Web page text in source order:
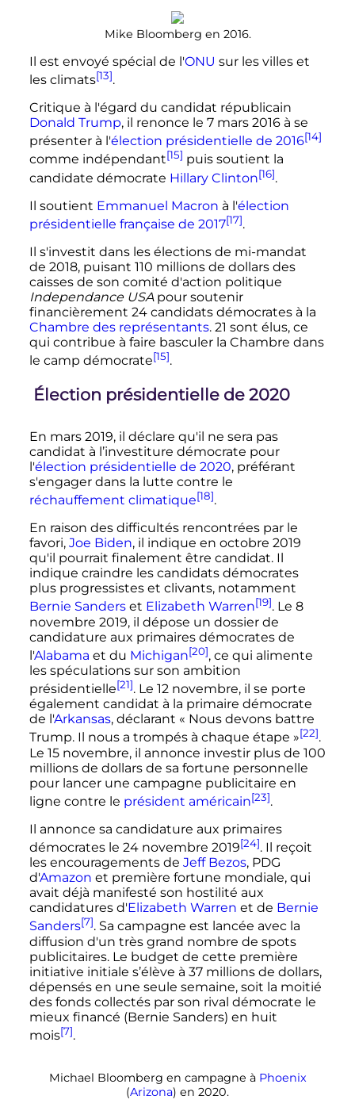
Mike Bloomberg en 2016.
Il est envoyé spécial de l'ONU sur les villes et
les climats[13].
Critique à l'égard du candidat républicain
Donald Trump, il renonce le 7 mars 2016à se
présenter à l'élection présidentielle de 2016[14]
comme indépendant[15] puis soutient la
candidate démocrate Hillary Clinton[16].
Il soutient Emmanuel Macron à l'élection
présidentielle française de 2017[17].
Il s'investit dans les élections de mi-mandat
de 2018, puisant 110 millions de dollars des
caisses de son comité d'action politique
Independance USApour soutenir
financièrement 24 candidats démocrates à la
Chambre des représentants. 21 sont élus, ce
qui contribue à faire basculer la Chambre dans
le camp démocrate[15].
Élection présidentielle de 2020
En mars 2019, il déclare qu'il ne sera pas
candidat à l’investiture démocrate pour
l'élection présidentielle de 2020, préférant
s'engager dans la lutte contre le
réchauffement climatique[18].
En raison des difficultés rencontrées par le
favori, Joe Biden, il indique en octobre 2019
qu'il pourrait finalement être candidat. Il
indique craindre les candidats démocrates
plus progressistes et clivants, notamment
Bernie Sanderset Elizabeth Warren[19]. Le 8
novembre 2019, il dépose un dossier de
candidature aux primaires démocrates de
l'Alabama et du Michigan[20], ce qui alimente
les spéculations sur son ambition
présidentielle[21]. Le 12 novembre, il se porte
également candidat à la primaire démocrate
de l'Arkansas, déclarant « Nous devons battre
Trump. Il nous a trompés à chaque étape »[22].
Le 15 novembre, il annonce investir plus de 100
millions de dollars de sa fortune personnelle
pour lancer une campagne publicitaire en
ligne contre le président américain[23].
Il annonce sa candidature aux primaires
démocrates le 24 novembre 2019[24]. Il reçoit
les encouragements de Jeff Bezos, PDG
d'Amazon et première fortune mondiale, qui
avait déjà manifesté son hostilité aux
candidatures d'Elizabeth Warren et de Bernie
Sanders[7]. Sa campagne est lancée avec la
diffusion d'un très grand nombre de spots
publicitaires. Le budget de cette première
initiative initiale s’élève à 37 millions de dollars,
dépensés en une seule semaine, soit la moitié
des fonds collectés par son rival démocrate le
mieux financé (Bernie Sanders) en huit
mois[7].
Michael Bloomberg en campagne à Phoenix
(Arizona) en 2020.